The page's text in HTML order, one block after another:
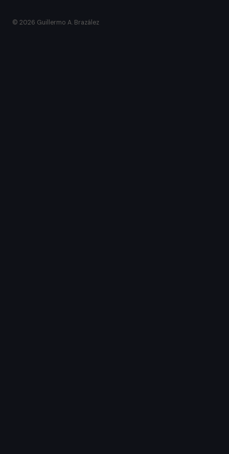
© 2026 Guillermo A. Brazález